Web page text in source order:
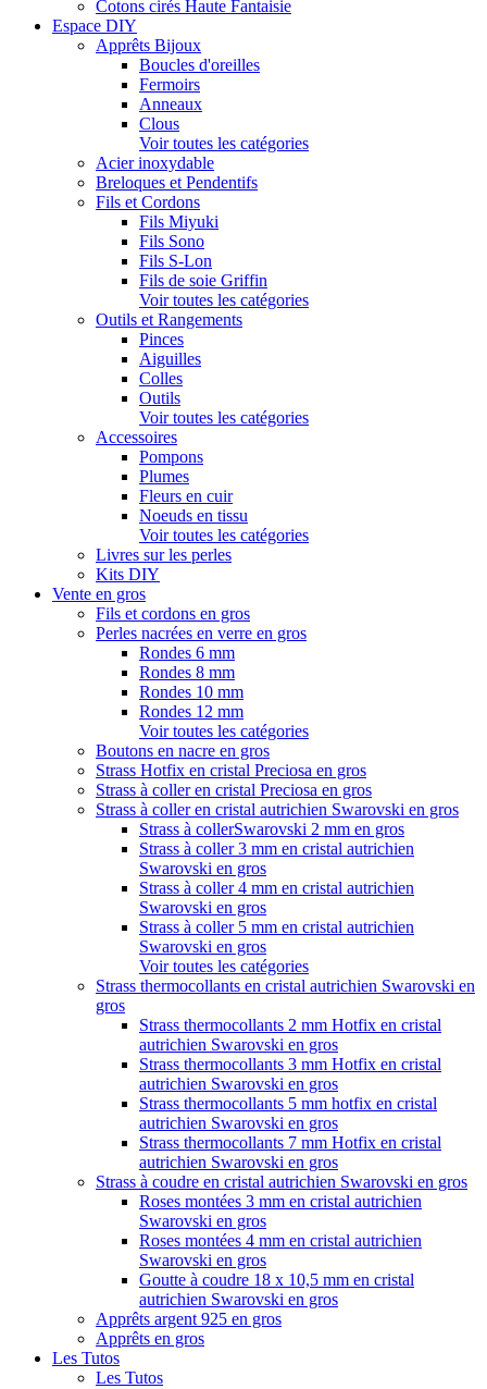
Cotons cirés Haute Fantaisie
Espace DIY
Apprêts Bijoux
Boucles d'oreilles
Fermoirs
Anneaux
Clous
Voir toutes les catégories
Acier inoxydable
Breloques et Pendentifs
Fils et Cordons
Fils Miyuki
Fils Sono
Fils S-Lon
Fils de soie Griffin
Voir toutes les catégories
Outils et Rangements
Pinces
Aiguilles
Colles
Outils
Voir toutes les catégories
Accessoires
Pompons
Plumes
Fleurs en cuir
Noeuds en tissu
Voir toutes les catégories
Livres sur les perles
Kits DIY
Vente en gros
Fils et cordons en gros
Perles nacrées en verre en gros
Rondes 6 mm
Rondes 8 mm
Rondes 10 mm
Rondes 12 mm
Voir toutes les catégories
Boutons en nacre en gros
Strass Hotfix en cristal Preciosa en gros
Strass à coller en cristal Preciosa en gros
Strass à coller en cristal autrichien Swarovski en gros
Strass à collerSwarovski 2 mm en gros
Strass à coller 3 mm en cristal autrichien
Swarovski en gros
Strass à coller 4 mm en cristal autrichien
Swarovski en gros
Strass à coller 5 mm en cristal autrichien
Swarovski en gros
Voir toutes les catégories
Strass thermocollants en cristal autrichien Swarovski en
gros
Strass thermocollants 2 mm Hotfix en cristal
autrichien Swarovski en gros
Strass thermocollants 3 mm Hotfix en cristal
autrichien Swarovski en gros
Strass thermocollants 5 mm hotfix en cristal
autrichien Swarovski en gros
Strass thermocollants 7 mm Hotfix en cristal
autrichien Swarovski en gros
Strass à coudre en cristal autrichien Swarovski en gros
Roses montées 3 mm en cristal autrichien
Swarovski en gros
Roses montées 4 mm en cristal autrichien
Swarovski en gros
Goutte à coudre 18 x 10,5 mm en cristal
autrichien Swarovski en gros
Apprêts argent 925 en gros
Apprêts en gros
Les Tutos
Les Tutos